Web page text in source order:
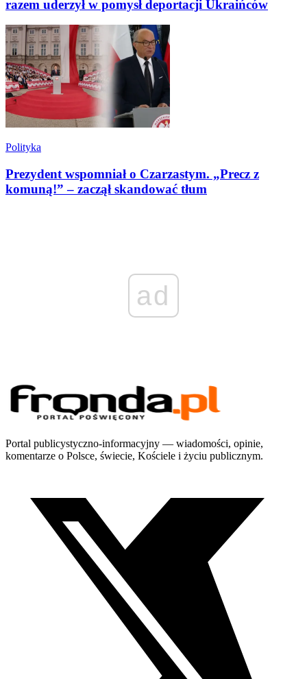
razem uderzył w pomysł deportacji Ukraińców
Polityka
Prezydent wspomniał o Czarzastym. „Precz z
komuną!” – zaczął skandować tłum
ad
Portal publicystyczno-informacyjny — wiadomości, opinie,
komentarze o Polsce, świecie, Kościele i życiu publicznym.